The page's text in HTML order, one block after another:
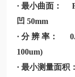
· 最小曲面：
凹 50mm
· 分 辨 率：
100um)
· 最小测量面积